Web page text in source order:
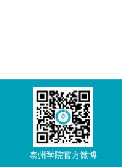
泰州学院官方微博